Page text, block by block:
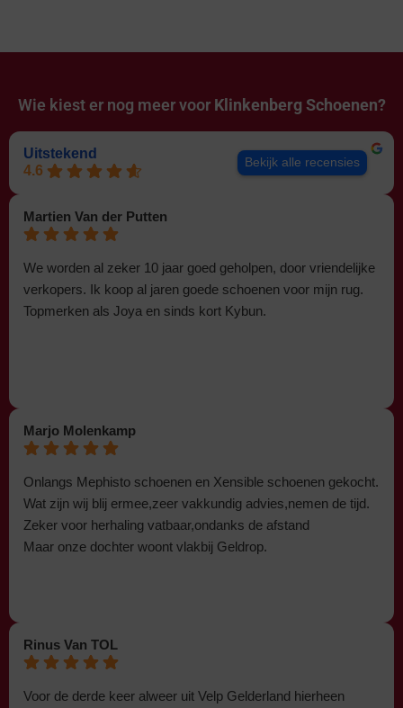
Wie kiest er nog meer voor Klinkenberg Schoenen?
Uitstekend
4.6
Bekijk alle recensies
Martien Van der Putten
We worden al zeker 10 jaar goed geholpen, door vriendelijke
verkopers. Ik koop al jaren goede schoenen voor mijn rug.
Topmerken als Joya en sinds kort Kybun.
Marjo Molenkamp
Onlangs Mephisto schoenen en Xensible schoenen gekocht.
Wat zijn wij blij ermee,zeer vakkundig advies,nemen de tijd.
Zeker voor herhaling vatbaar,ondanks de afstand
Maar onze dochter woont vlakbij Geldrop.
Rinus Van TOL
Voor de derde keer alweer uit Velp Gelderland hierheen